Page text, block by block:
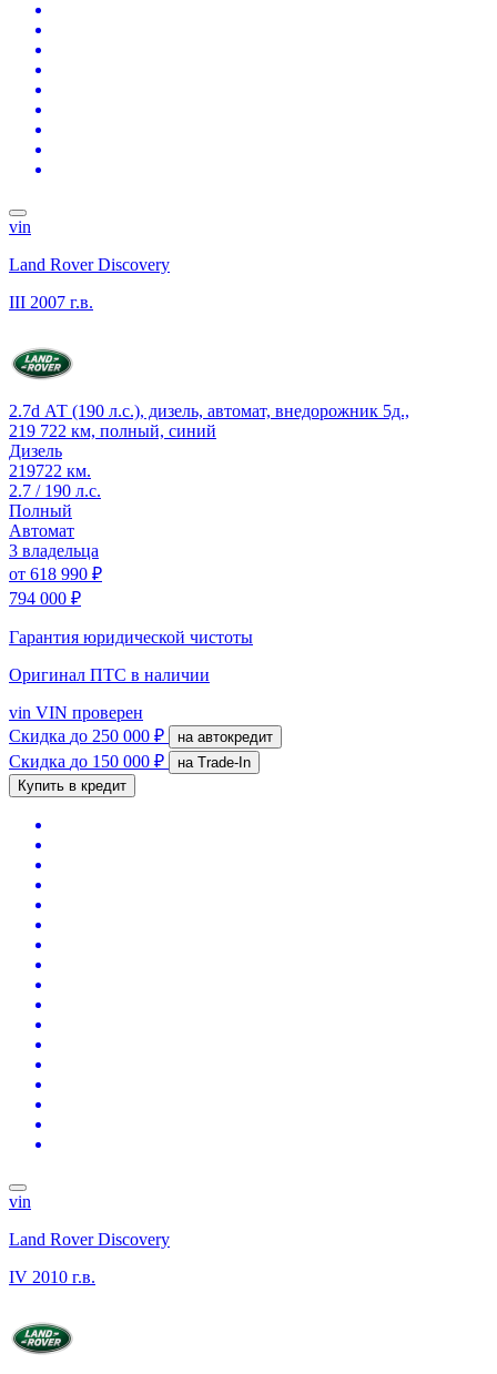
vin
Land Rover Discovery
III 2007 г.в.
2.7d АТ (190 л.с.), дизель, автомат, внедорожник 5д.,
219 722 км, полный, синий
Дизель
219722 км.
2.7 / 190 л.с.
Полный
Автомат
3 владельца
от 618 990 ₽
794 000 ₽
Гарантия юридической чистоты
Оригинал ПТС в наличии
vin VIN проверен
Скидка до 250 000 ₽ на автокредит
Скидка до 150 000 ₽
на Trade-In
Купить в кредит
vin
Land Rover Discovery
IV 2010 г.в.